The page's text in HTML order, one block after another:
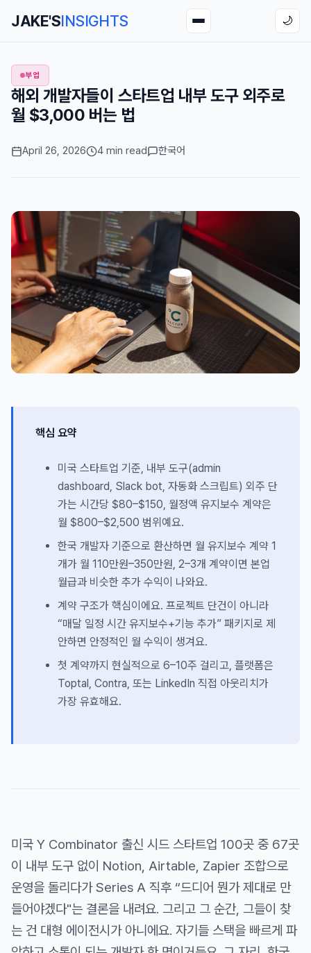
JAKE'SINSIGHTS 🌙
부업
해외 개발자들이 스타트업 내부 도구 외주로
월 $3,000 버는 법
April 26, 2026 4 min read 한국어
핵심 요약
미국 스타트업 기준, 내부 도구(admin
dashboard, Slack bot, 자동화 스크립트) 외주 단
가는 시간당 $80–$150, 월정액 유지보수 계약은
월 $800–$2,500 범위예요.
한국 개발자 기준으로 환산하면 월 유지보수 계약 1
개가 월 110만원–350만원, 2–3개 계약이면 본업
월급과 비슷한 추가 수익이 나와요.
계약 구조가 핵심이에요. 프로젝트 단건이 아니라
“매달 일정 시간 유지보수+기능 추가” 패키지로 제
안하면 안정적인 월 수익이 생겨요.
첫 계약까지 현실적으로 6–10주 걸리고, 플랫폼은
Toptal, Contra, 또는 LinkedIn 직접 아웃리치가
가장 유효해요.
미국 Y Combinator 출신 시드 스타트업 100곳 중 67곳
이 내부 도구 없이 Notion, Airtable, Zapier 조합으로
운영을 돌리다가 Series A 직후 “드디어 뭔가 제대로 만
들어야겠다"는 결론을 내려요. 그리고 그 순간, 그들이 찾
는 건 대형 에이전시가 아니에요. 자기들 스택을 빠르게 파